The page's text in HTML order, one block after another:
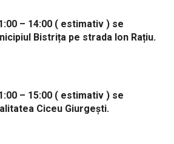
– 14:00 ( estimativ ) se
Bistrița pe strada Ion Rațiu.
– 15:00 ( estimativ ) se
Ciceu Giurgești.